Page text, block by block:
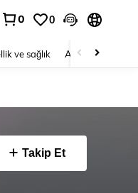
0 0
ve sağlık Ayakkabı
Takip Et